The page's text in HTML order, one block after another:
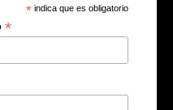
* indica que es obligatorio
*